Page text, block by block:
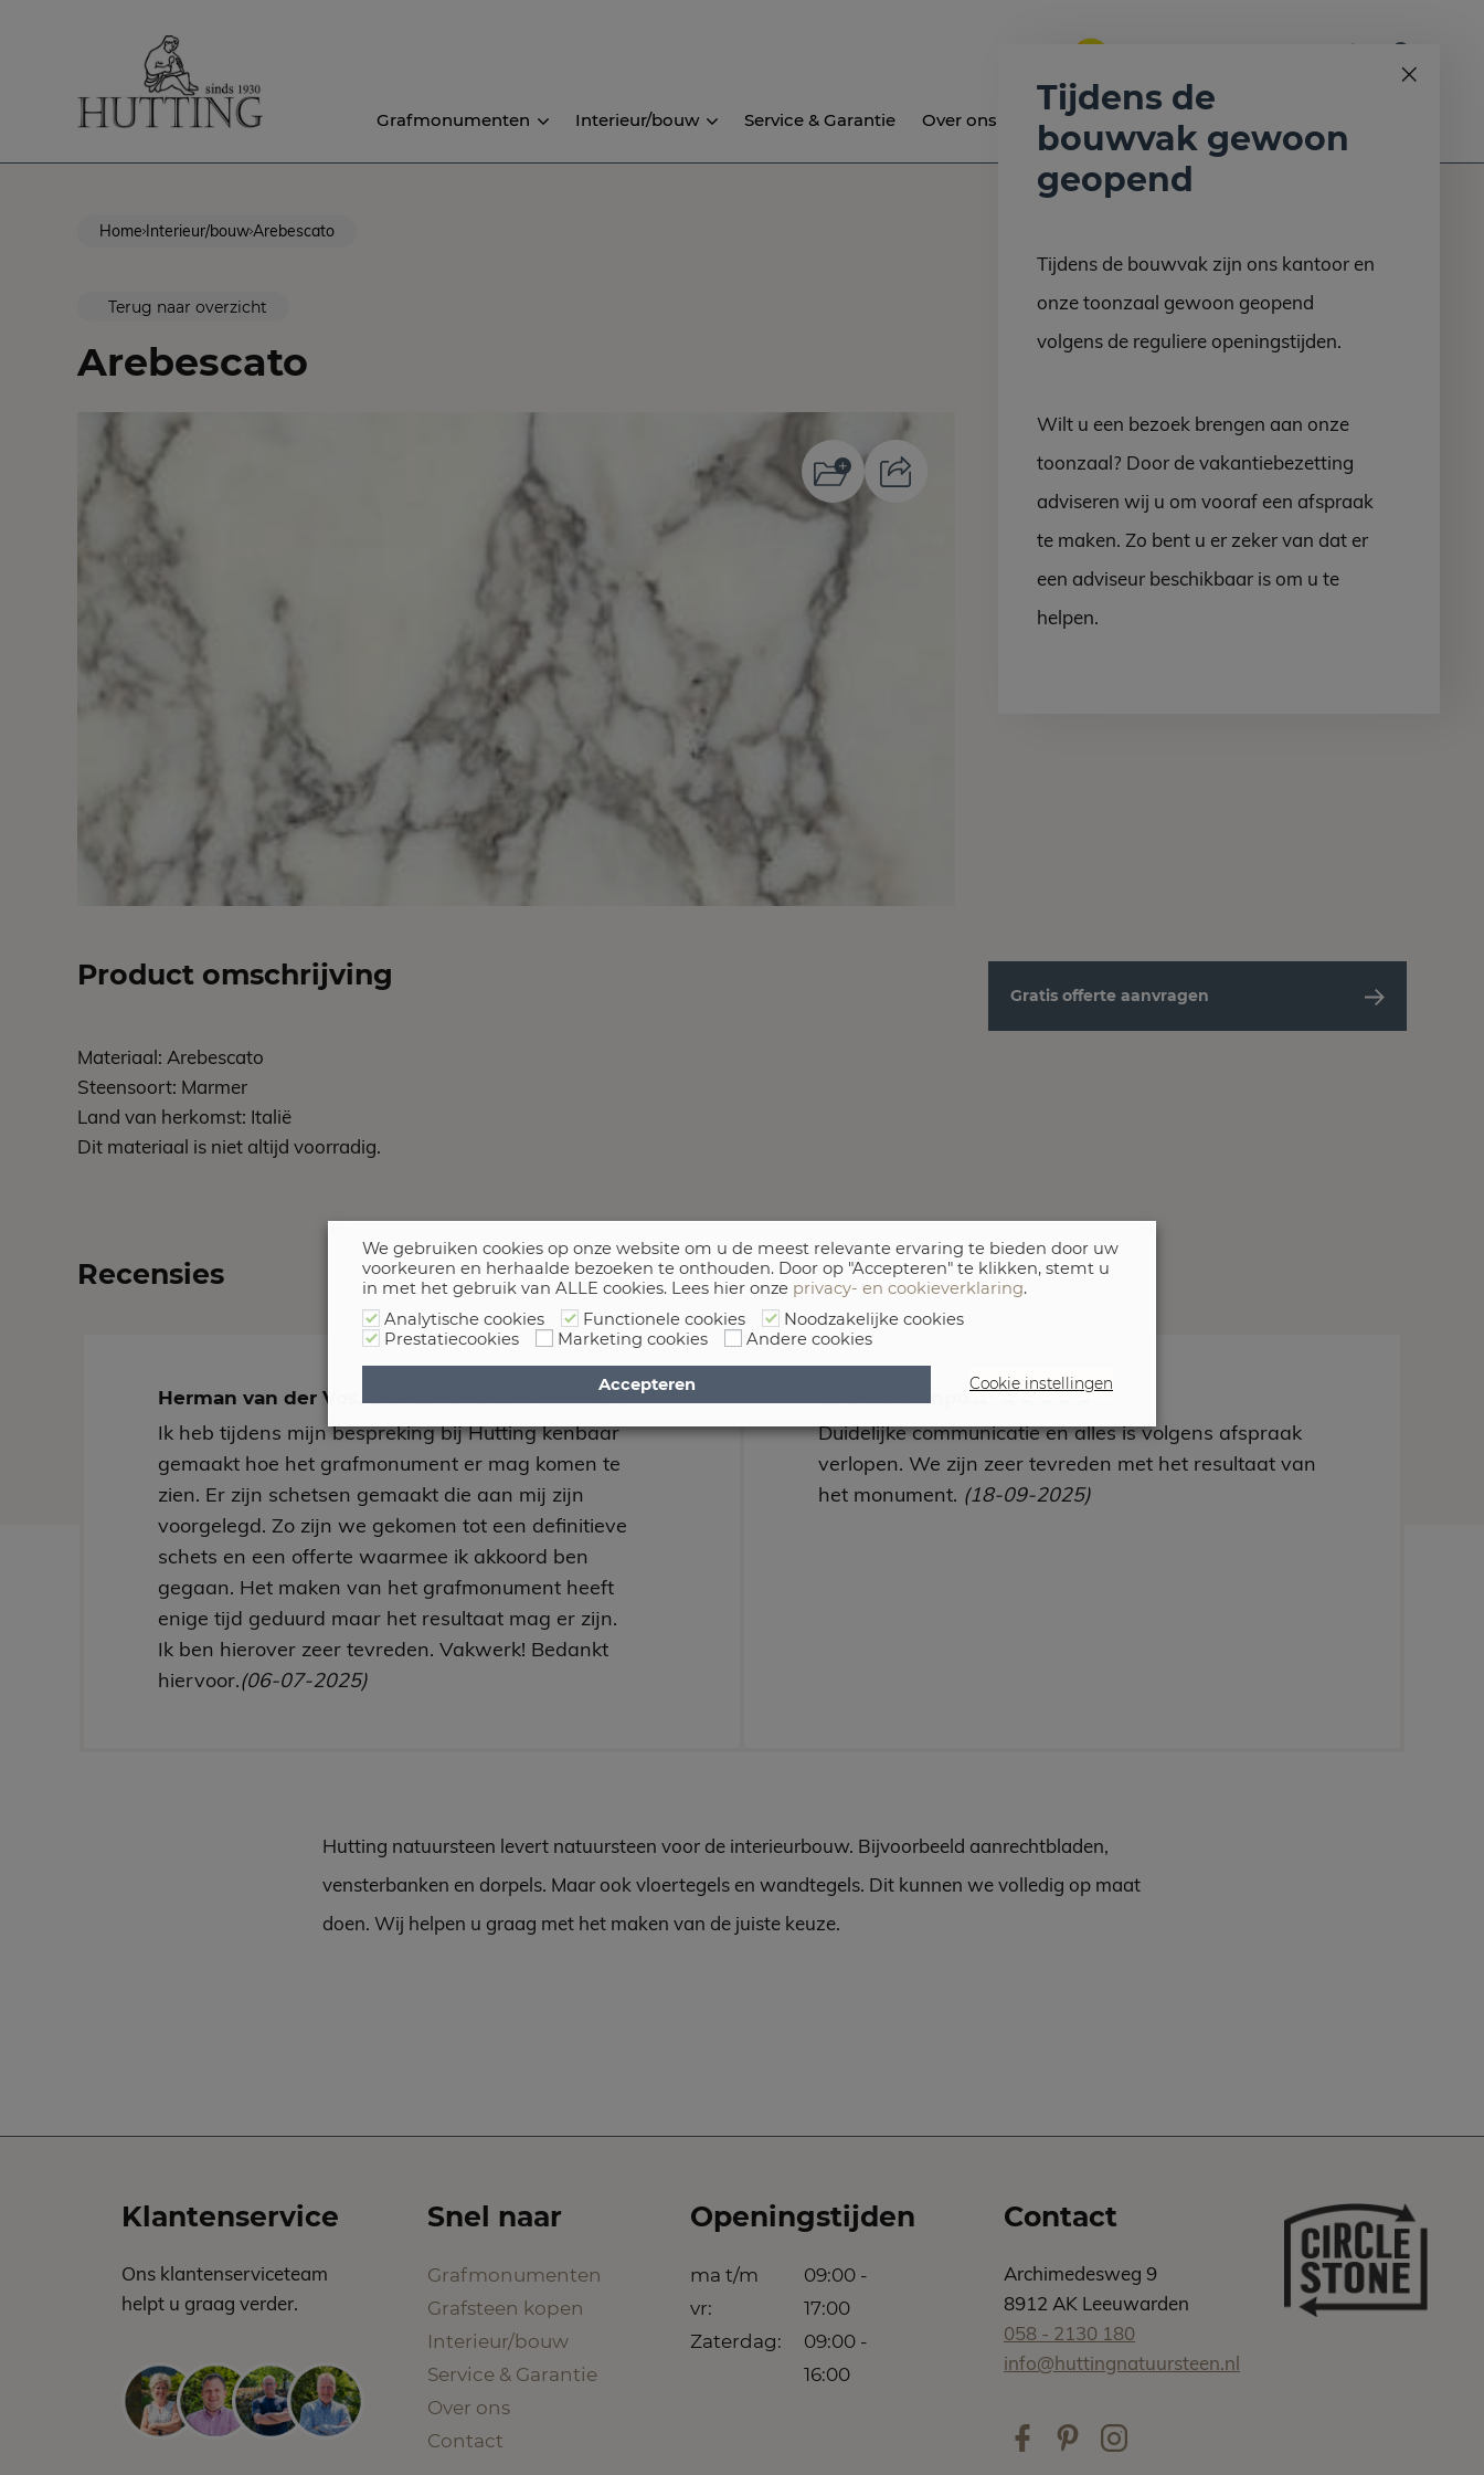
Grafmonumenten Interieur/bouw Service & Garantie Over ons Nieuws
Home Interieur/bouwArebescato
Terug naar overzicht
Arebescato
Product omschrijving
Materiaal: Arebescato
Steensoort: Marmer
Land van herkomst: Italië
Dit materiaal is niet altijd voorradig.
Gratis offerte aanvragen
Recensies
Herman van der Vos, uit Tzummarum
Ik heb tijdens mijn bespreking bij Hutting kenbaar
gemaakt hoe het grafmonument er mag komen te
zien. Er zijn schetsen gemaakt die aan mij zijn
voorgelegd. Zo zijn we gekomen tot een definitieve
schets en een offerte waarmee ik akkoord ben
gegaan. Het maken van het grafmonument heeft
enige tijd geduurd maar het resultaat mag er zijn.
Ik ben hierover zeer tevreden. Vakwerk! Bedankt
hiervoor.(06-07-2025)
C., uit Buitenpost
Duidelijke communicatie en alles is volgens afspraak
verlopen. We zijn zeer tevreden met het resultaat van
het monument. (18-09-2025)
Hutting natuursteen levert natuursteen voor de interieurbouw. Bijvoorbeeld aanrechtbladen,
vensterbanken en dorpels. Maar ook vloertegels en wandtegels. Dit kunnen we volledig op maat
doen. Wij helpen u graag met het maken van de juiste keuze.
Klantenservice
Ons klantenserviceteam
helpt u graag verder.
Snel naar
Grafmonumenten
Grafsteen kopen
Interieur/bouw
Service & Garantie
Over ons
Contact
Openingstijden
ma t/m
vr:
09:00 -
17:00
Zaterdag:
09:00 -
16:00
Contact
Archimedesweg 9
8912 AK Leeuwarden
058 - 2130 180
info@huttingnatuursteen.nl
Tijdens de
bouwvak gewoon
geopend
Tijdens de bouwvak zijn ons kantoor en
onze toonzaal gewoon geopend
volgens de reguliere openingstijden.
Wilt u een bezoek brengen aan onze
toonzaal? Door de vakantiebezetting
adviseren wij u om vooraf een afspraak
te maken. Zo bent u er zeker van dat er
een adviseur beschikbaar is om u te
helpen.
We gebruiken cookies op onze website om u de meest relevante ervaring te bieden door uw
voorkeuren en herhaalde bezoeken te onthouden. Door op "Accepteren" te klikken, stemt u
in met het gebruik van ALLE cookies. Lees hier onze privacy- en cookieverklaring.
Analytische cookies
Functionele cookies
Noodzakelijke cookies
Prestatiecookies
Marketing cookies Andere cookies
Cookie instellingen
Accepteren